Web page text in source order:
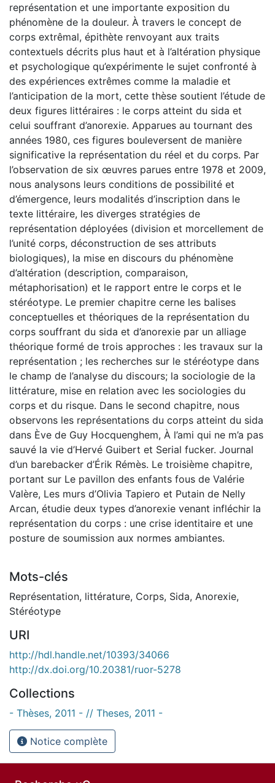
représentation et une importante exposition du
phénomène de la douleur. À travers le concept de
corps extrêmal, épithète renvoyant aux traits
contextuels décrits plus haut et à l’altération physique
et psychologique qu’expérimente le sujet confronté à
des expériences extrêmes comme la maladie et
l’anticipation de la mort, cette thèse soutient l’étude de
deux figures littéraires : le corps atteint du sida et
celui souffrant d’anorexie. Apparues au tournant des
années 1980, ces figures bouleversent de manière
significative la représentation du réel et du corps. Par
l’observation de six œuvres parues entre 1978 et 2009,
nous analysons leurs conditions de possibilité et
d’émergence, leurs modalités d’inscription dans le
texte littéraire, les diverges stratégies de
représentation déployées (division et morcellement de
l’unité corps, déconstruction de ses attributs
biologiques), la mise en discours du phénomène
d’altération (description, comparaison,
métaphorisation) et le rapport entre le corps et le
stéréotype. Le premier chapitre cerne les balises
conceptuelles et théoriques de la représentation du
corps souffrant du sida et d’anorexie par un alliage
théorique formé de trois approches : les travaux sur la
représentation ; les recherches sur le stéréotype dans
le champ de l’analyse du discours; la sociologie de la
littérature, mise en relation avec les sociologies du
corps et du risque. Dans le second chapitre, nous
observons les représentations du corps atteint du sida
dans Ève de Guy Hocquenghem, À l’ami qui ne m’a pas
sauvé la vie d’Hervé Guibert et Serial fucker. Journal
d’un barebacker d’Érik Rémès. Le troisième chapitre,
portant sur Le pavillon des enfants fous de Valérie
Valère, Les murs d’Olivia Tapiero et Putain de Nelly
Arcan, étudie deux types d’anorexie venant infléchir la
représentation du corps : une crise identitaire et une
posture de soumission aux normes ambiantes.
Mots-clés
Représentation, littérature, Corps, Sida, Anorexie,
Stéréotype
URI
http://hdl.handle.net/10393/34066
http://dx.doi.org/10.20381/ruor-5278
Collections
- Thèses, 2011 - // Theses, 2011 -
Notice complète